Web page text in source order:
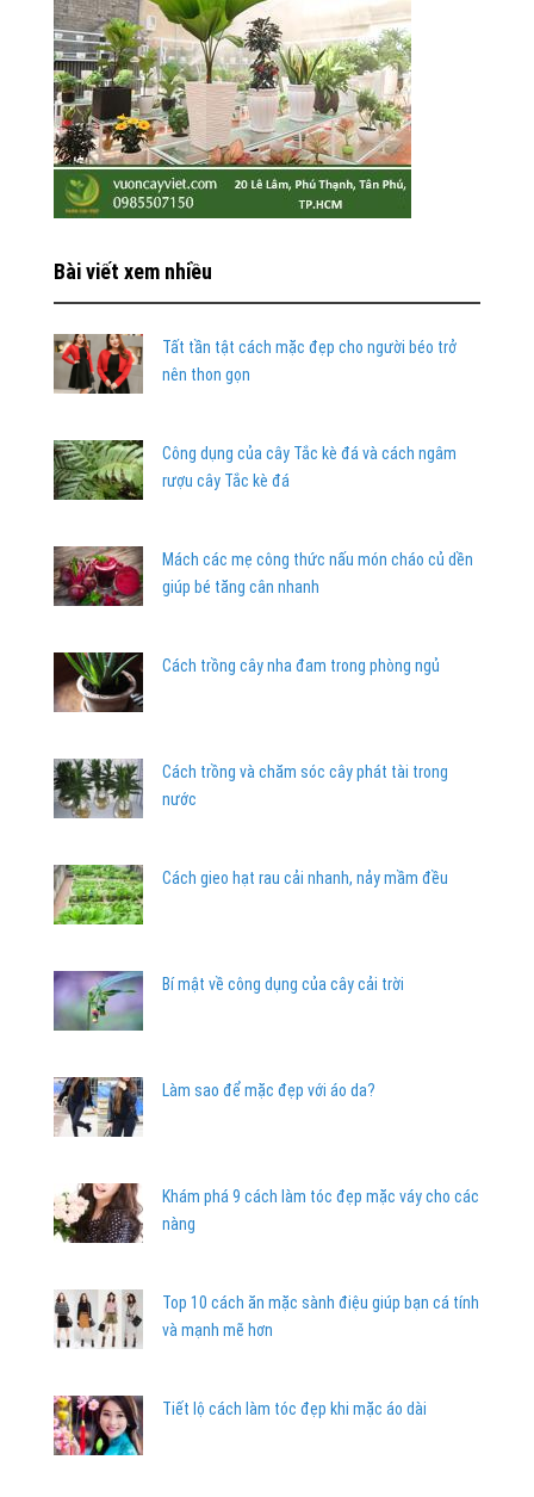
Bài viết xem nhiều
Tất tần tật cách mặc đẹp cho người béo trở
nên thon gọn
Công dụng của cây Tắc kè đá và cách ngâm
rượu cây Tắc kè đá
Mách các mẹ công thức nấu món cháo củ dền
giúp bé tăng cân nhanh
Cách trồng cây nha đam trong phòng ngủ
Cách trồng và chăm sóc cây phát tài trong
nước
Cách gieo hạt rau cải nhanh, nảy mầm đều
Bí mật về công dụng của cây cải trời
Làm sao để mặc đẹp với áo da?
Khám phá 9 cách làm tóc đẹp mặc váy cho các
nàng
Top 10 cách ăn mặc sành điệu giúp bạn cá tính
và mạnh mẽ hơn
Tiết lộ cách làm tóc đẹp khi mặc áo dài